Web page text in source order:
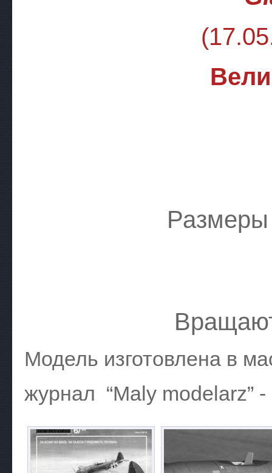
Модель изготовлена в
журнал “Maly modelarz” -